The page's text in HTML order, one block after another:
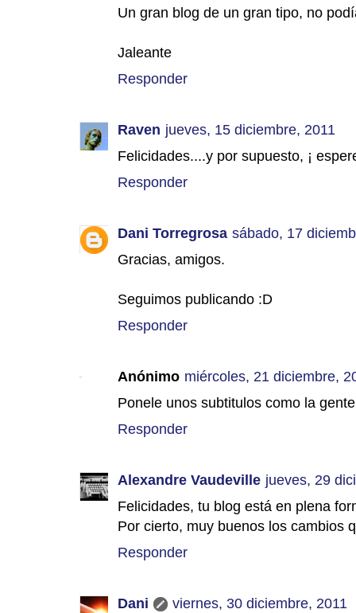
Un gran blog de un gran tipo, no
Jaleante
Responder
Raven jueves, 15 diciembre, 2011
Felicidades....y por supuesto, ¡
Responder
Dani Torregrosa sábado, 17
Gracias, amigos.
Seguimos publicando :D
Responder
Anónimo miércoles, 21 diciembre,
Ponele unos subtitulos como la
Responder
Alexandre Vaudeville jueves, 29
Felicidades, tu blog está en plena
Por cierto, muy buenos los cambios
Responder
Dani
viernes, 30 diciembre, 2011